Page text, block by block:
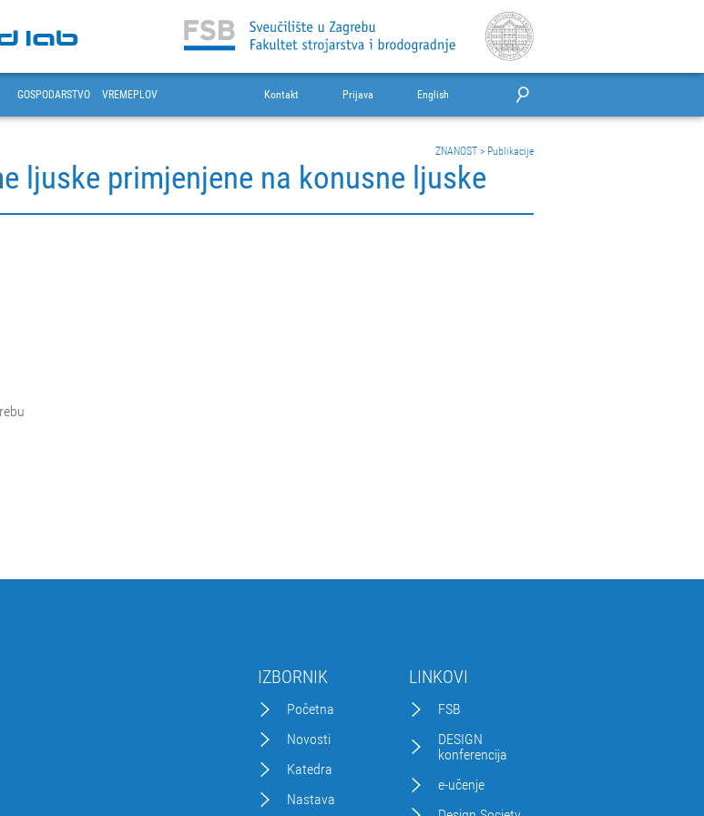
GOSPODARSTVO VREMEPLOV Kontakt Prijava English
ZNANOST > Publikacije
ljuske primjenjene na konusne ljuske
IZBORNIK
Početna
Novosti
Katedra
Nastava
LINKOVI
FSB
DESIGN
konferencija
e-učenje